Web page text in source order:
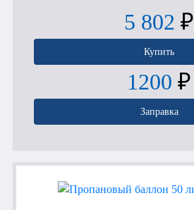
5 802 ₽
Купить
1200 ₽
Заправка